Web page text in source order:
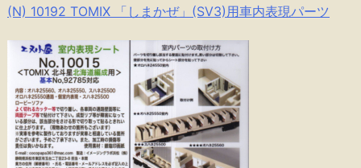
(N) 10192 TOMIX 「しまかぜ」(SV3)用車内表現パーツ